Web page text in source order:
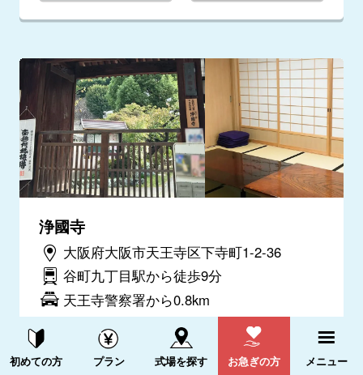
浄國寺
大阪府大阪市天王寺区下寺町1-2-36
谷町九丁目駅から徒歩9分
天王寺警察署から0.8km
電話をかける 詳細を見る
資料請求する 電話をかける
初めての方 プラン 式場を探す お急ぎの方 メニュー